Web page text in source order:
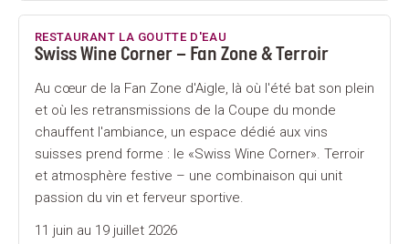
RESTAURANT LA GOUTTE D'EAU
Swiss Wine Corner – Fan Zone & Terroir
Au cœur de la Fan Zone d'Aigle, là où l'été bat son plein
et où les retransmissions de la Coupe du monde
chauffent l'ambiance, un espace dédié aux vins
suisses prend forme : le «Swiss Wine Corner». Terroir
et atmosphère festive – une combinaison qui unit
passion du vin et ferveur sportive.
11 juin au 19 juillet 2026